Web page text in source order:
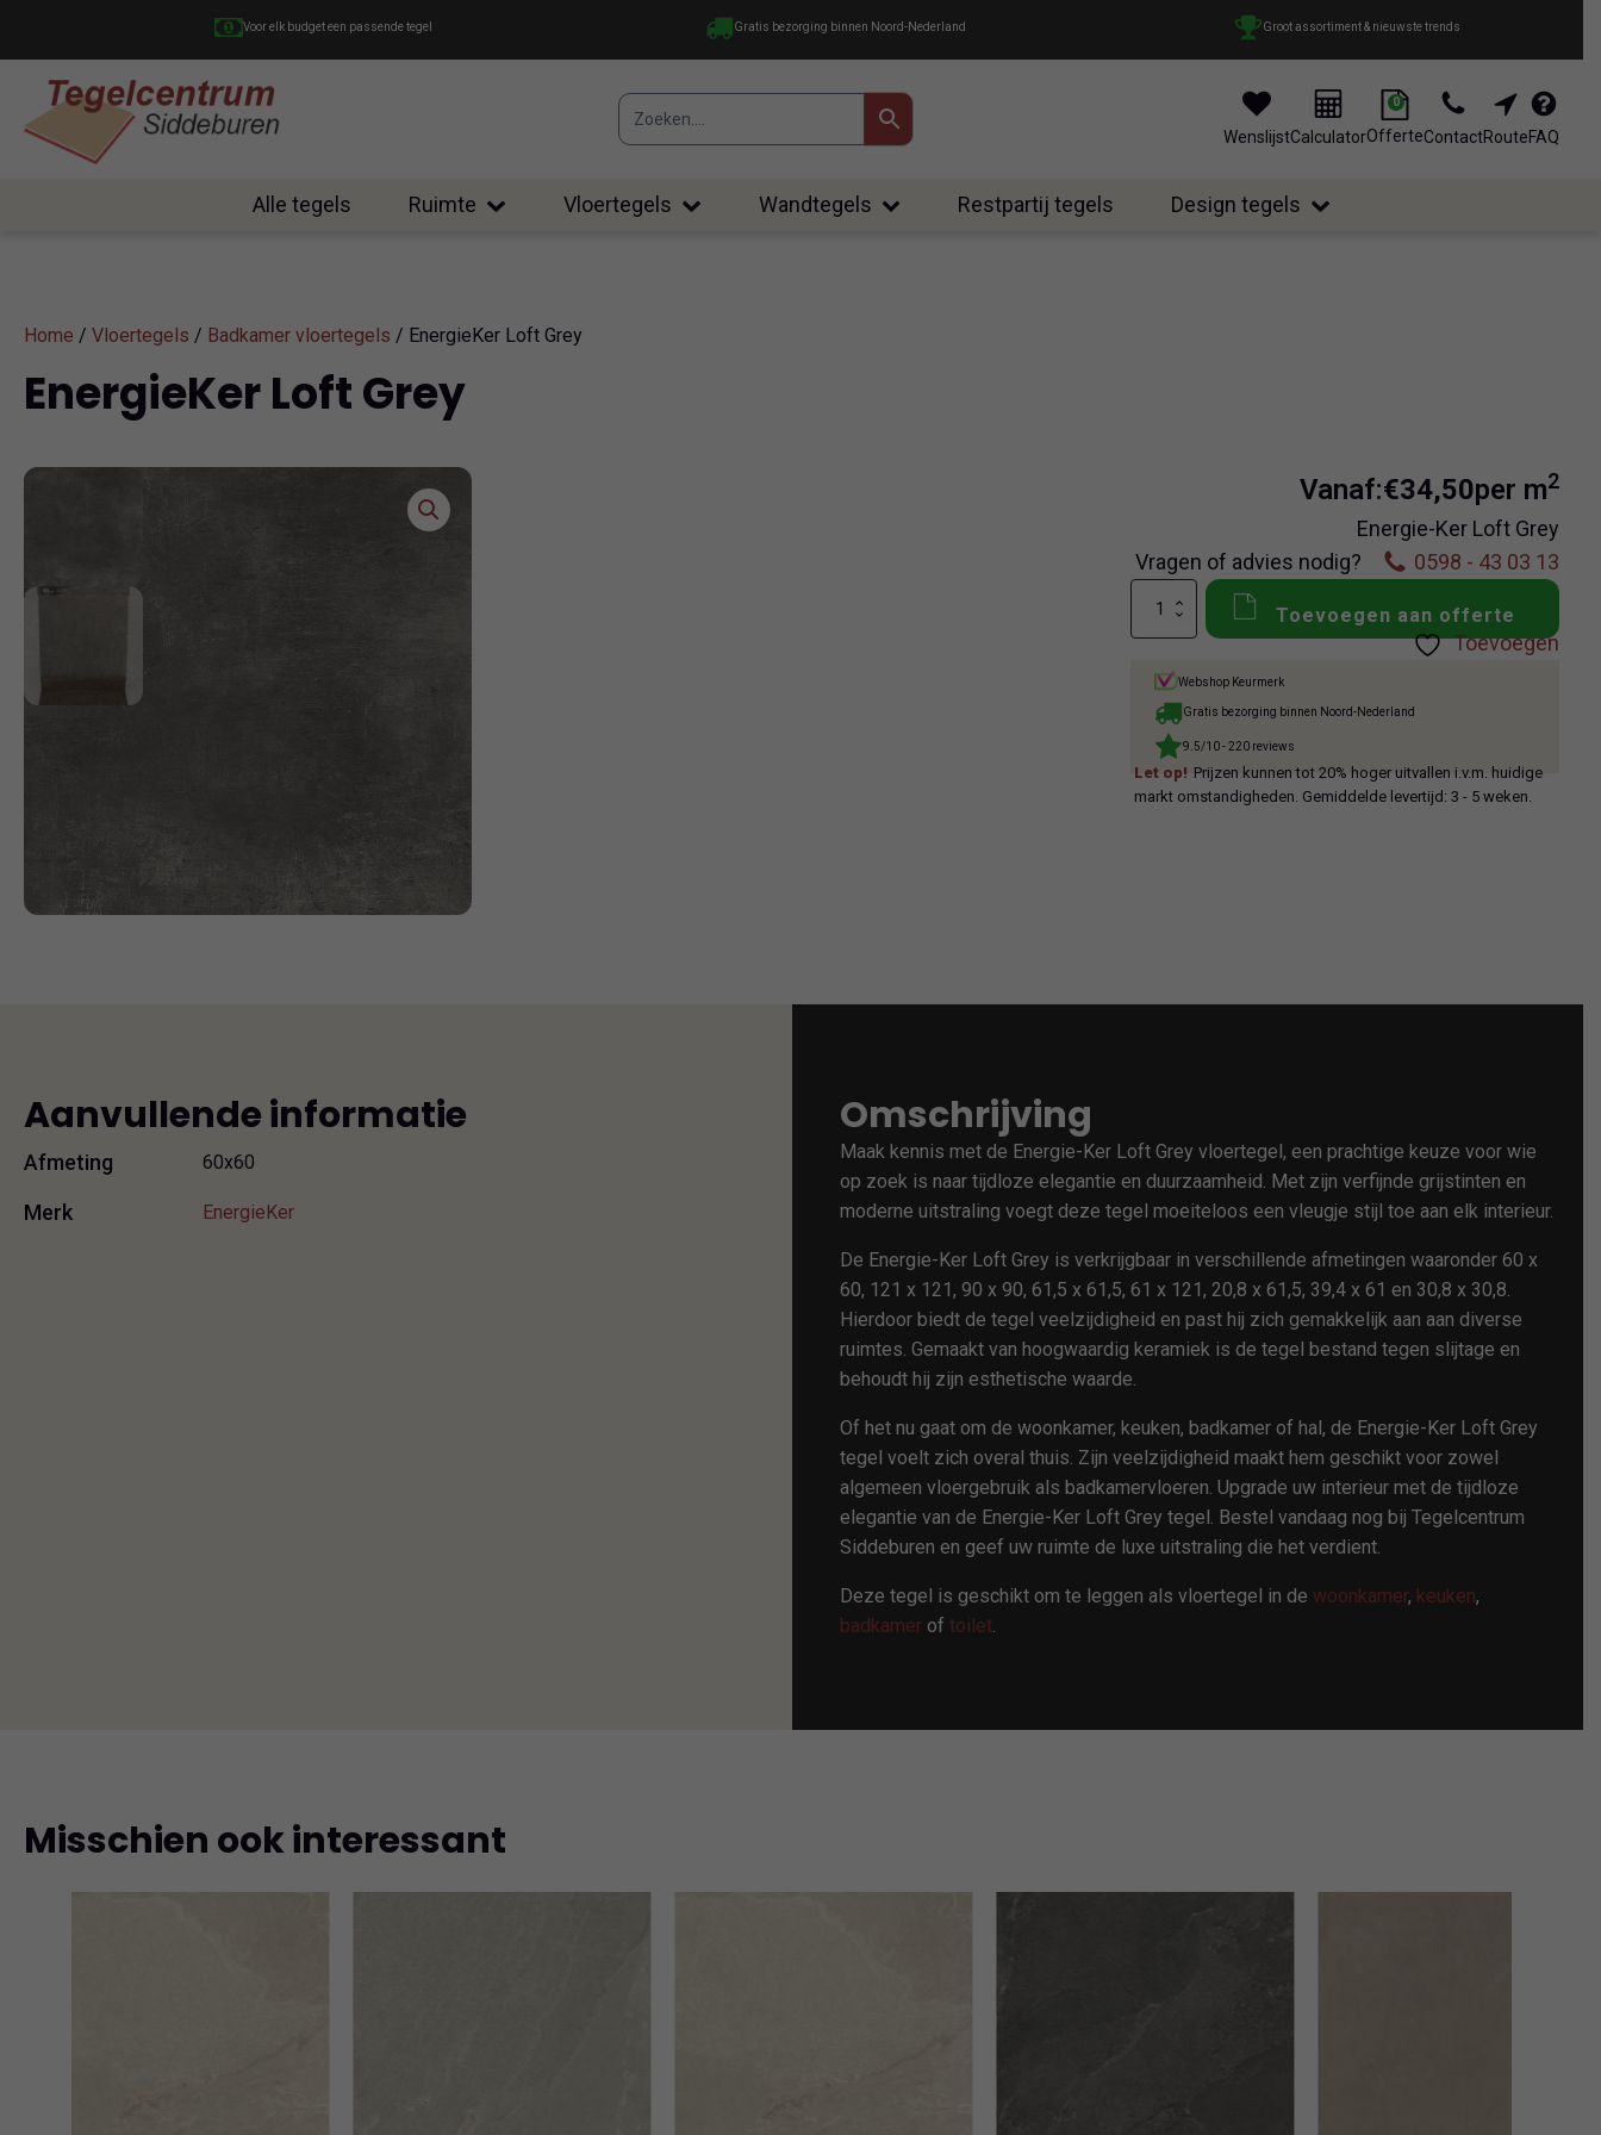
Voor elk budget een passende tegel Gratis bezorging binnen Noord-Nederland Groot assortiment & nieuwste trends
WenslijstCalculator
0
OfferteContactRouteFAQ
Alle tegels Ruimte Vloertegels Wandtegels Restpartij tegels Design tegels
Home / Vloertegels / Badkamer vloertegels / EnergieKer Loft Grey
EnergieKer Loft Grey
Vanaf:€34,50per m2
Energie-Ker Loft Grey
Vragen of advies nodig?
0598 - 43 03 13
EnergieKer
Toevoegen aan offerte
Toevoegen
Webshop Keurmerk
Gratis bezorging binnen Noord-Nederland
9.5/10 - 220 reviews
Let op! Prijzen kunnen tot 20% hoger uitvallen i.v.m. huidige
markt omstandigheden. Gemiddelde levertijd: 3 - 5 weken.
Aanvullende informatie
Afmeting 60x60
Merk EnergieKer
Omschrijving
Maak kennis met de Energie-Ker Loft Grey vloertegel, een prachtige keuze voor wie
op zoek is naar tijdloze elegantie en duurzaamheid. Met zijn verfijnde grijstinten en
moderne uitstraling voegt deze tegel moeiteloos een vleugje stijl toe aan elk interieur.
De Energie-Ker Loft Grey is verkrijgbaar in verschillende afmetingen waaronder 60 x
60, 121 x 121, 90 x 90, 61,5 x 61,5, 61 x 121, 20,8 x 61,5, 39,4 x 61 en 30,8 x 30,8.
Hierdoor biedt de tegel veelzijdigheid en past hij zich gemakkelijk aan aan diverse
ruimtes. Gemaakt van hoogwaardig keramiek is de tegel bestand tegen slijtage en
behoudt hij zijn esthetische waarde.
Of het nu gaat om de woonkamer, keuken, badkamer of hal, de Energie-Ker Loft Grey
tegel voelt zich overal thuis. Zijn veelzijdigheid maakt hem geschikt voor zowel
algemeen vloergebruik als badkamervloeren. Upgrade uw interieur met de tijdloze
elegantie van de Energie-Ker Loft Grey tegel. Bestel vandaag nog bij Tegelcentrum
Siddeburen en geef uw ruimte de luxe uitstraling die het verdient.
Deze tegel is geschikt om te leggen als vloertegel in de woonkamer, keuken,
badkamerof toilet.
Misschien ook interessant